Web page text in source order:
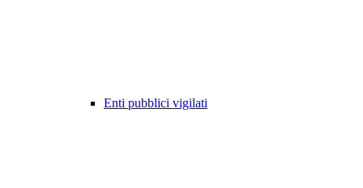
Enti pubblici vigilati